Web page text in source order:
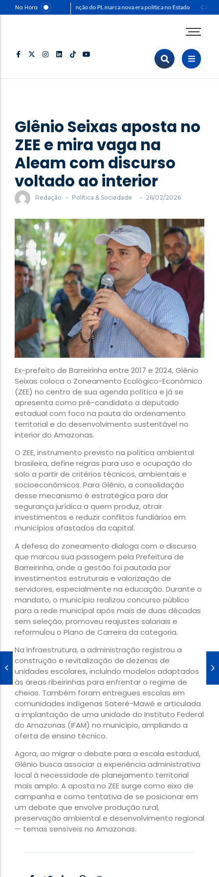
Na Hora Convenção do PL marca nova era política no Estado
Agenda Corporativa
Política & Sociedade
Sustentabilidade
Glênio Seixas aposta no
ZEE e mira vaga na
Aleam com discurso
voltado ao interior
Redação - Política & Sociedade - 26/02/2026
Ex-prefeito de Barreirinha entre 2017 e 2024, Glênio
Seixas coloca o Zoneamento Ecológico-Econômico
(ZEE) no centro de sua agenda política e já se
apresenta como pré-candidato a deputado
estadual com foco na pauta do ordenamento
territorial e do desenvolvimento sustentável no
interior do Amazonas.
O ZEE, instrumento previsto na política ambiental
brasileira, define regras para uso e ocupação do
solo a partir de critérios técnicos, ambientais e
socioeconômicos. Para Glênio, a consolidação
desse mecanismo é estratégica para dar
segurança jurídica a quem produz, atrair
investimentos e reduzir conflitos fundiários em
municípios afastados da capital.
A defesa do zoneamento dialoga com o discurso
que marcou sua passagem pela Prefeitura de
Barreirinha, onde a gestão foi pautada por
investimentos estruturais e valorização de
servidores, especialmente na educação. Durante o
mandato, o município realizou concurso público
para a rede municipal após mais de duas décadas
sem seleção, promoveu reajustes salariais e
reformulou o Plano de Carreira da categoria.
Na infraestrutura, a administração registrou a
construção e revitalização de dezenas de
unidades escolares, incluindo modelos adaptados
às áreas ribeirinhas para enfrentar o regime de
cheias. Também foram entregues escolas em
comunidades indígenas Sateré-Mawé e articulada
a implantação de uma unidade do Instituto Federal
do Amazonas (IFAM) no município, ampliando a
oferta de ensino técnico.
Agora, ao migrar o debate para a escala estadual,
Glênio busca associar a experiência administrativa
local à necessidade de planejamento territorial
mais amplo. A aposta no ZEE surge como eixo de
campanha e como tentativa de se posicionar em
um debate que envolve produção rural,
preservação ambiental e desenvolvimento regional
— temas sensíveis no Amazonas.